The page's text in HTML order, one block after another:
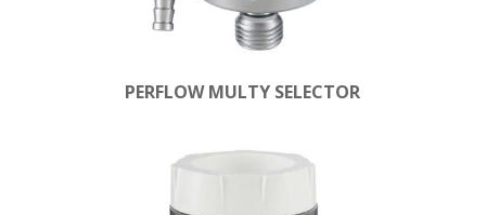
PERFLOW MULTY SELECTOR